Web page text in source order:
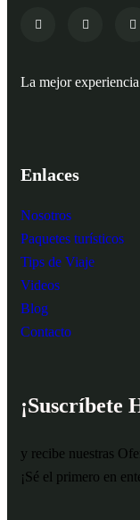
La mejor
Enlaces
Nosotros
Paquetes turísticos
Tips de Viaje
Videos
Blog
Contacto
¡Suscríbete
y recibe nuestras
¡Sé el primero en